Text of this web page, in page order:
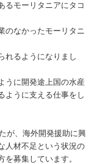
るモーリタニアにタコ
のなかったモーリタニ
れるようになりまし
うに開発途上国の水産
ように支える仕事をし
が、海外開発援助に興
人材不足という状況の
募集しています。